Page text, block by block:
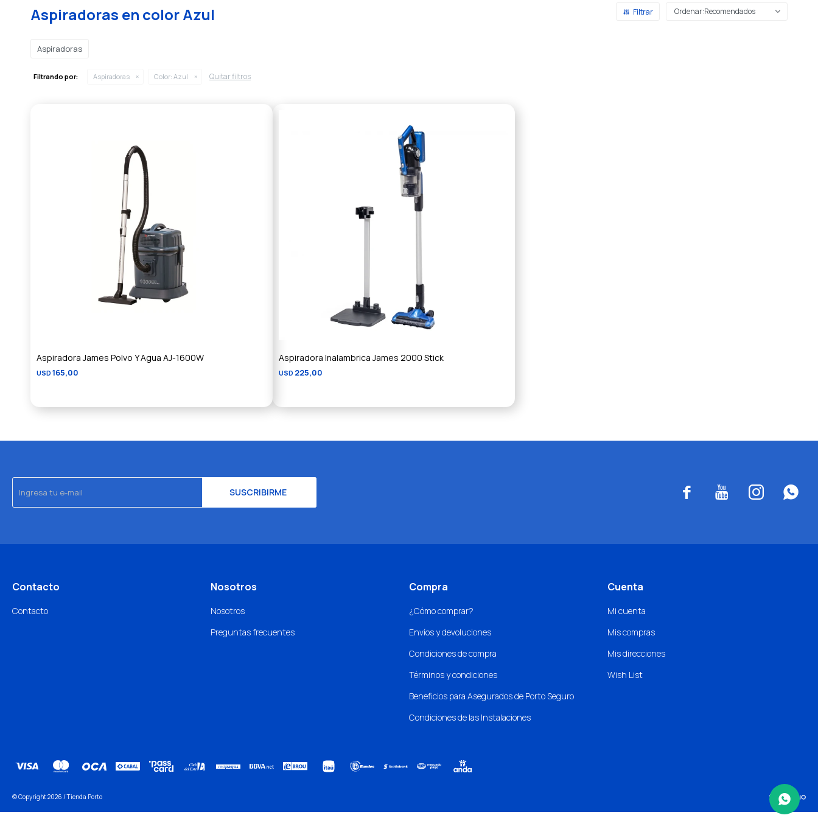
Aspiradoras en color Azul Recomendados
Aspiradoras
Filtrando por: Aspiradoras Color: Azul Quitar filtros
Aspiradora James Polvo Y Agua AJ-1600W
USD 165,00
Aspiradora Inalambrica James 2000 Stick
USD 225,00
SUSCRIBIRME    
Contacto
Contacto
Nosotros
Nosotros
Preguntas frecuentes
Compra
¿Cómo comprar?
Envíos y devoluciones
Condiciones de compra
Términos y condiciones
Beneficios para Asegurados de Porto Seguro
Condiciones de las Instalaciones
Cuenta
Mi cuenta
Mis compras
Mis direcciones
Wish List
© Copyright 2026 / Tienda Porto